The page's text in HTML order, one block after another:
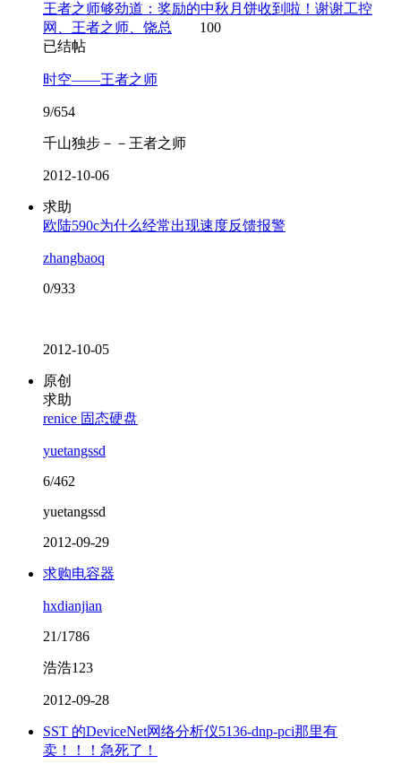
王者之师够劲道：奖励的中秋月饼收到啦！谢谢工控
网、王者之师、饶总
100
已结帖
时空——王者之师
9/654
千山独步－－王者之师
2012-10-06
求助
欧陆590c为什么经常出现速度反馈报警
zhangbaoq
0/933
2012-10-05
原创
求助
renice 固态硬盘
yuetangssd
6/462
yuetangssd
2012-09-29
求购电容器
hxdianjian
21/1786
浩浩123
2012-09-28
SST 的DeviceNet网络分析仪5136-dnp-pci那里有
卖！！！急死了！